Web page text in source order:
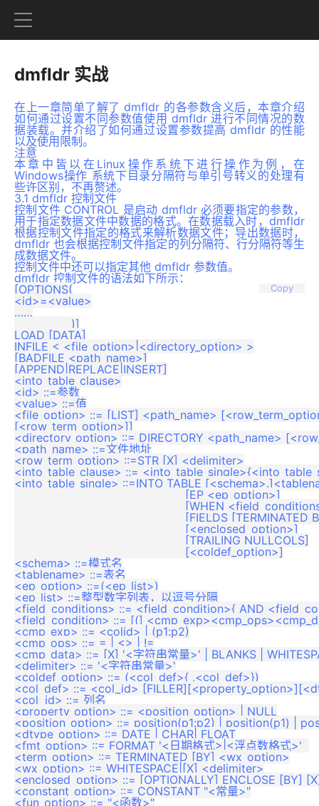
dmfldr 实战
在上一章简单了解了 dmfldr 的各参数含义后，本章介绍
如何通过设置不同参数值使用 dmfldr 进行不同情况的数
据装载。并介绍了如何通过设置参数提高 dmfldr 的性能
以及使用限制。
注意
本章中皆以在Linux操作系统下进行操作为例，在
Windows操作 系统下目录分隔符与单引号转义的处理有
些许区别，不再赘述。
3.1 dmfldr 控制文件
控制文件 CONTROL 是启动 dmfldr 必须要指定的参数，
用于指定数据文件中数据的格式。在数据载入时，dmfldr
根据控制文件指定的格式来解析数据文件；导出数据时，
dmfldr 也会根据控制文件指定的列分隔符、行分隔符等生
成数据文件。
控制文件中还可以指定其他 dmfldr 参数值。
dmfldr 控制文件的语法如下所示：
Copy
[OPTIONS(
<id>=<value>
……
LOAD [DATA]
INFILE < <file_option>|<directory_option> >
[BADFILE <path_name>]
[APPEND|REPLACE|INSERT]
<into_table_clause>
<id> ::=参数
<value> ::=值
<file_option> ::= [LIST] <path_name>
[<row_term_option>]]
<directory_option> ::= DIRECTORY <path_name>
<path_name> ::=文件地址
<row_term_option> ::=STR [X] <delimiter>
<into_table_clause> ::=
<into_table_single> ::=INTO TABLE
<schema> ::=模式名
<tablename> ::=表名
<ep_option> ::=(<ep_list>)
<ep_list> ::=整型数字列表，以逗号分隔
<field_conditions> ::= <field_condition>{ AND
<field_condition> ::= [(]
<cmp_exp> ::= <colid> | (p1:p2)
<cmp_ops> ::= = | <> | !=
<cmp_data> ::= [X] '<字符串常量>' | BLANKS |
<delimiter> ::= '<字符串常量>'
<coldef_option> ::= (<col_def>{ ,<col_def>})
<col_def> ::= <col_id>
<col_id> ::= 列名
<property_option> ::= <position_option> | NULL
<position_option> ::= position(p1:p2) | position(p1) |
<dtype_option> ::= DATE | CHAR| FLOAT
<fmt_option> ::= FORMAT '<日期格式>|<浮点数格式>'
<term_option> ::= TERMINATED [BY] <wx_option>
<wx_option> ::= WHITESPACE|[X] <delimiter>
<enclosed_option> ::= [OPTIONALLY] ENCLOSE [BY]
<constant_option> ::= CONSTANT "<常量>"